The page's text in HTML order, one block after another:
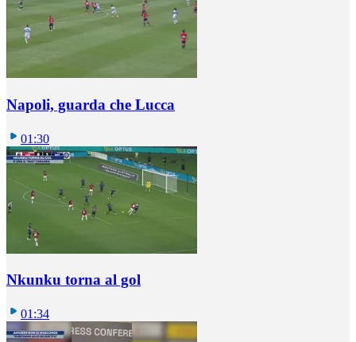
Napoli, guarda che Lucca
01:30
Nkunku torna al gol
01:34